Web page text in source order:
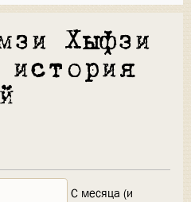
Хыфзи
С месяца (и